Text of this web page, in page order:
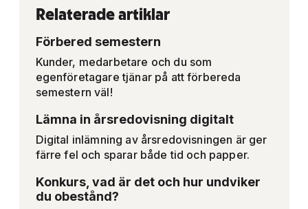
Relaterade artiklar
Förbered semestern
Kunder, medarbetare och du som
egenföretagare tjänar på att förbereda
semestern väl!
Lämna in årsredovisning digitalt
Digital inlämning av årsredovisningen är ger
färre fel och sparar både tid och papper.
Konkurs, vad är det och hur undviker
du obestånd?